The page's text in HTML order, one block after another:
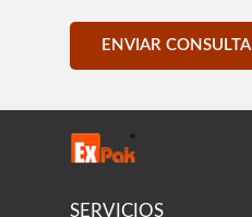
ENVIAR CONSULTA
SERVICIOS